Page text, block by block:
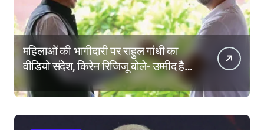
महिलाओं की भागीदारी पर राहुल गांधी का
वीडियो संदेश, किरेन रिजिजू बोले- उम्मीद है
महिला आरक्षण बिल का बिना शर्त करेंगे
समर्थन